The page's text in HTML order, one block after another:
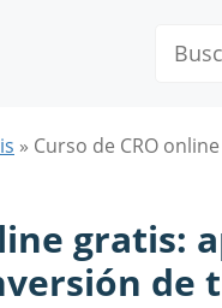
» Curso de CRO
gratis:
de